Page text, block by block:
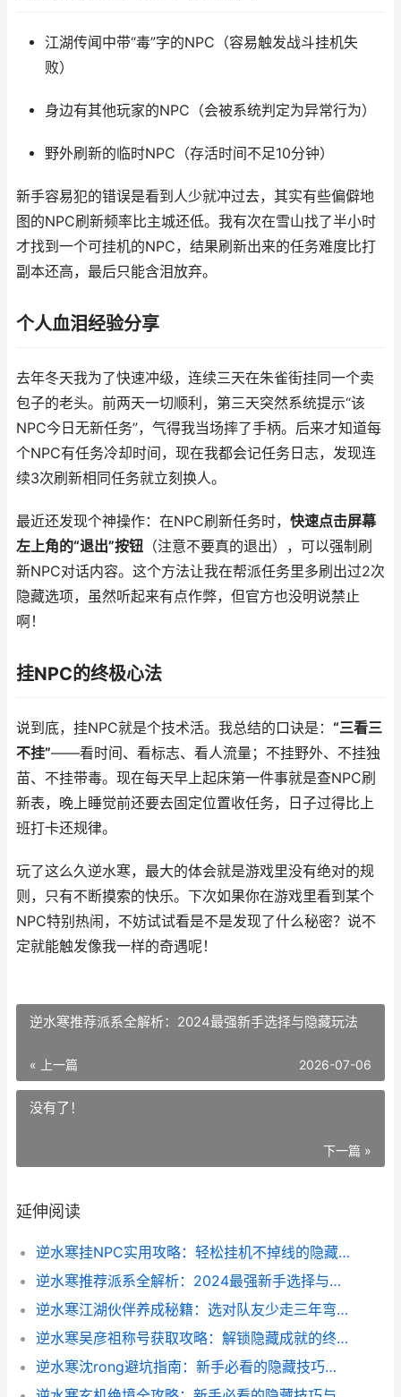
江湖传闻中带“毒”字的NPC（容易触发战斗挂机失
败）
身边有其他玩家的NPC（会被系统判定为异常行为）
野外刷新的临时NPC（存活时间不足10分钟）
新手容易犯的错误是看到人少就冲过去，其实有些偏僻地
图的NPC刷新频率比主城还低。我有次在雪山找了半小时
才找到一个可挂机的NPC，结果刷新出来的任务难度比打
副本还高，最后只能含泪放弃。
个人血泪经验分享
去年冬天我为了快速冲级，连续三天在朱雀街挂同一个卖
包子的老头。前两天一切顺利，第三天突然系统提示“该
NPC今日无新任务”，气得我当场摔了手柄。后来才知道每
个NPC有任务冷却时间，现在我都会记任务日志，发现连
续3次刷新相同任务就立刻换人。
最近还发现个神操作：在NPC刷新任务时， 快速点击屏幕
左上角的“退出”按钮 （注意不要真的退出），可以强制刷
新NPC对话内容。这个方法让我在帮派任务里多刷出过2次
隐藏选项，虽然听起来有点作弊，但官方也没明说禁止
啊！
挂NPC的终极心法
说到底，挂NPC就是个技术活。我总结的口诀是： “三看三
不挂”——看时间、看标志、看人流量；不挂野外、不挂独
苗、不挂带毒。现在每天早上起床第一件事就是查NPC刷
新表，晚上睡觉前还要去固定位置收任务，日子过得比上
班打卡还规律。
玩了这么久逆水寒，最大的体会就是游戏里没有绝对的规
则，只有不断摸索的快乐。下次如果你在游戏里看到某个
NPC特别热闹，不妨试试看是不是发现了什么秘密？说不
定就能触发像我一样的奇遇呢！
逆水寒推荐派系全解析：2024最强新手选择与隐藏玩法
« 上一篇 2026-07-06
没有了！
下一篇 »
延伸阅读
逆水寒挂NPC实用攻略：轻松挂机不掉线的隐藏技巧
逆水寒推荐派系全解析：2024最强新手选择与隐藏玩法
逆水寒江湖伙伴养成秘籍：选对队友少走三年弯路
逆水寒吴彦祖称号获取攻略：解锁隐藏成就的终极指南
逆水寒沈rong避坑指南：新手必看的隐藏技巧与实战经验